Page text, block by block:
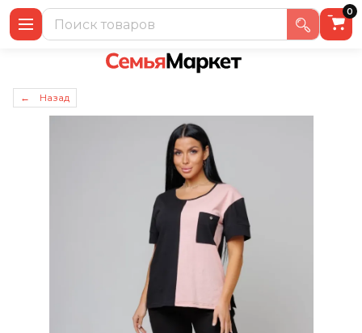
0
← Назад